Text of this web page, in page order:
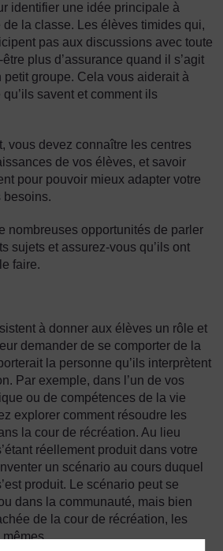
identifier une idée principale à
de la classe. Les élèves timides qui,
pas aux discussions avec toute
plus d’assurance quand il s’agit
petit groupe. Cela vous aiderait à
savent et comment ils
vous devez connaître les centres
de vos élèves, et savoir
pour pouvoir mieux adapter votre
besoins.
nombreuses opportunités de parler
sujets et assurez-vous qu’ils ont
faire.
à donner aux élèves un rôle et
demander de se comporter de la
la personne qu’ils interprètent
Par exemple, dans l’un de vos
ou de compétences de la vie
explorer comment résoudre les
la cour de récréation. Au lieu
réellement produit dans votre
un scénario au cours duquel
produit. Le scénario peut se
dans la communauté, mais bien
de la cour de récréation, les
mêmes.